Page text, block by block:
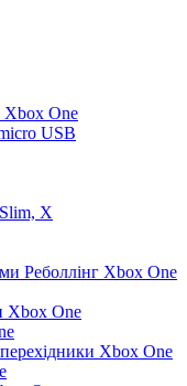
Xbox One
USB
X
Реболлінг Xbox One
Xbox One
Xbox One